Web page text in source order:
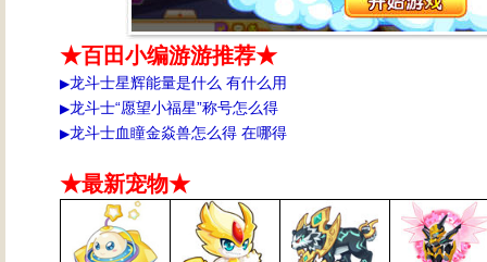
★百田小编游游推荐★
▶龙斗士星辉能量是什么 有什么用
▶龙斗士“愿望小福星”称号怎么得
▶龙斗士血瞳金焱兽怎么得 在哪得
★最新宠物★